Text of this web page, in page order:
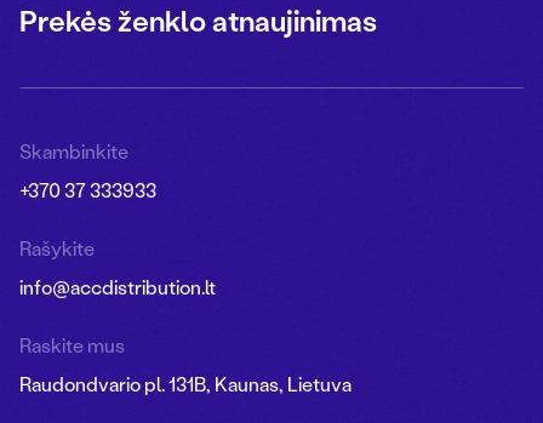
Prekės ženklo atnaujinimas
Skambinkite
+370 37 333933
Rašykite
info@accdistribution.lt
Raskite mus
Raudondvario pl. 131B, Kaunas, Lietuva